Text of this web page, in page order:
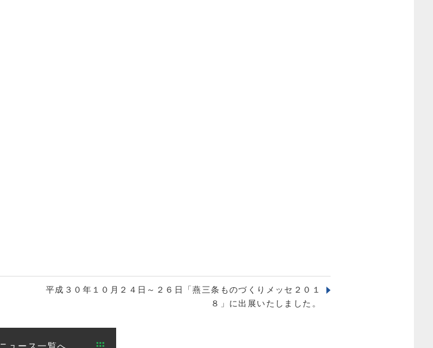
平成３０年１０月２４日～２６日「燕三条ものづくりメッセ２０１
８」に出展いたしました。
ニュース一覧へ